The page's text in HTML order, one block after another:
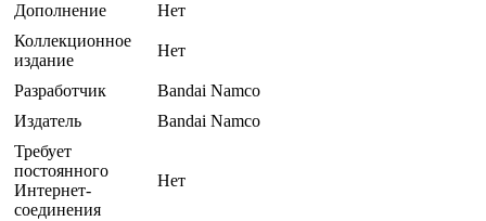
Дополнение
Нет
Коллекционное
издание
Нет
Разработчик
Bandai Namco
Издатель
Bandai Namco
Требует
постоянного
Интернет-
соединения
Нет